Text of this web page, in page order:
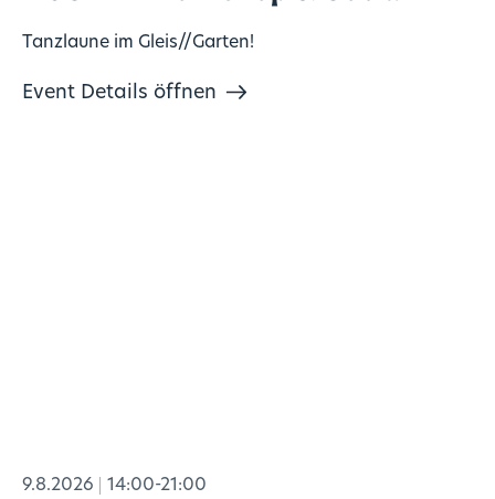
Tanzlaune im Gleis//Garten!
Event Details öffnen
9.8.2026 14:00-21:00